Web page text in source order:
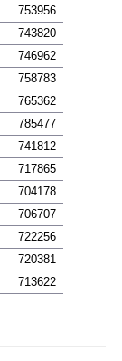
753956
743820
746962
758783
765362
785477
741812
717865
704178
706707
722256
720381
713622